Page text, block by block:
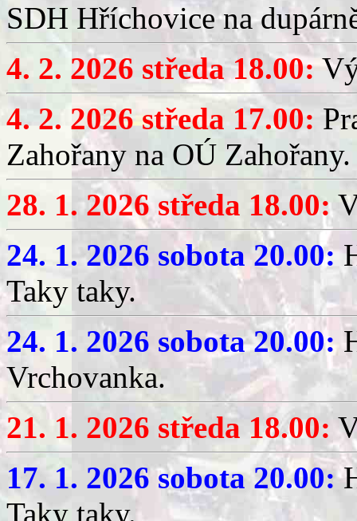
SDH Hříchovice na
4. 2. 2026 středa 18.00:
4. 2. 2026 středa 17.00:
Zahořany na OÚ Zahořany.
28. 1. 2026 středa 18.00:
24. 1. 2026 sobota 20.00:
Taky taky.
24. 1. 2026 sobota 20.00:
Vrchovanka.
21. 1. 2026 středa 18.00:
17. 1. 2026 sobota 20.00:
Taky taky.